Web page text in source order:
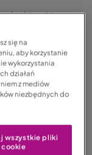
kratki
skutkować
oraz
zapach
się na
aby korzystanie
wykorzystania
działań
z mediów
niezbędnych do
wszystkie pliki
cookie